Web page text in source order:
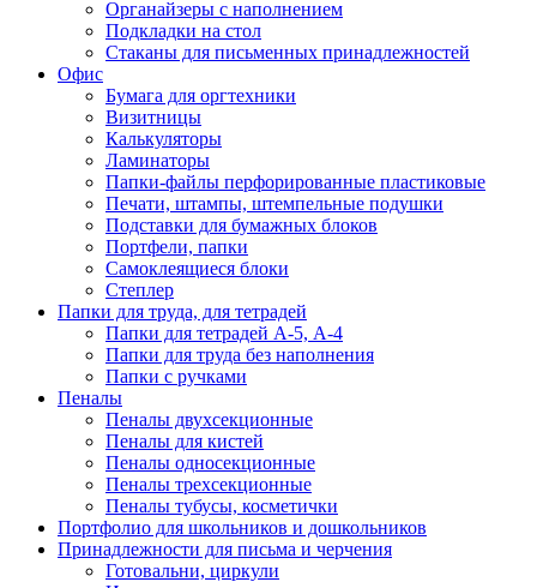
Органайзеры с наполнением
Подкладки на стол
Стаканы для письменных принадлежностей
Офис
Бумага для оргтехники
Визитницы
Калькуляторы
Ламинаторы
Папки-файлы перфорированные пластиковые
Печати, штампы, штемпельные подушки
Подставки для бумажных блоков
Портфели, папки
Самоклеящиеся блоки
Степлер
Папки для труда, для тетрадей
Папки для тетрадей А-5, А-4
Папки для труда без наполнения
Папки с ручками
Пеналы
Пеналы двухсекционные
Пеналы для кистей
Пеналы односекционные
Пеналы трехсекционные
Пеналы тубусы, косметички
Портфолио для школьников и дошкольников
Принадлежности для письма и черчения
Готовальни, циркули